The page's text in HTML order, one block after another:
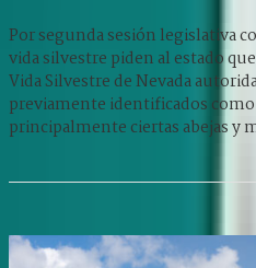
Por segunda sesión legislativa
vida silvestre piden al estado
Vida Silvestre de Nevada
previamente identificados
principalmente ciertas abejas y